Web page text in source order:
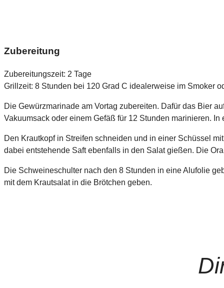
Zubereitung
Zubereitungszeit: 2 Tage
Grillzeit: 8 Stunden bei 120 Grad C idealerweise im Smoker
Die Gewürzmarinade am Vortag zubereiten. Dafür das Bier
Vakuumsack oder einem Gefäß für 12 Stunden marinieren.
Den Krautkopf in Streifen schneiden und in einer Schüssel
dabei entstehende Saft ebenfalls in den Salat gießen. Die
Die Schweineschulter nach den 8 Stunden in eine Alufolie
mit dem Krautsalat in die Brötchen geben.